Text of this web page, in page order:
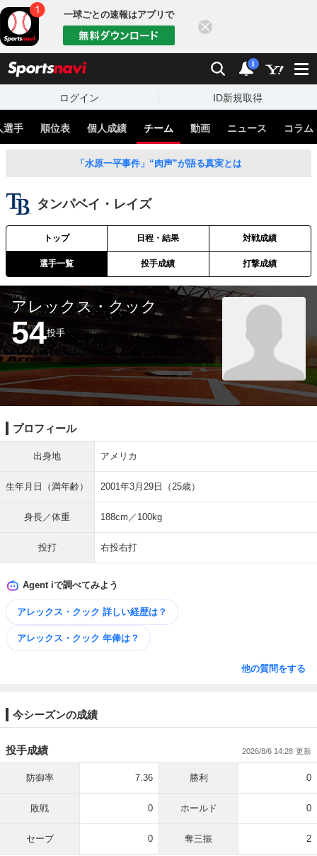
一球ごとの速報はアプリで
検索 通知
i
ログイン ID新規取得
選手 順位表 個人成績 チーム 動画 ニュース コラム
「水原一平事件」“肉声”が語る真実とは
タンパベイ・レイズ
トップ 日程・結果 対戦成績
選手一覧 投手成績 打撃成績
アレックス・クック
54投手
プロフィール
出身地 アメリカ
生年月日（満年齢） 2001年3月29日（25歳）
身長／体重 188cm／100kg
投打 右投右打
Agent iで調べてみよう
アレックス・クック 詳しい​経歴は？
アレックス・クック 年俸は？
他の質問をする
今シーズンの成績
投手成績 2026/8/6 14:28
防御率 7.36 勝利 0
敗戦 0 ホールド 0
セーブ 0 奪三振 2